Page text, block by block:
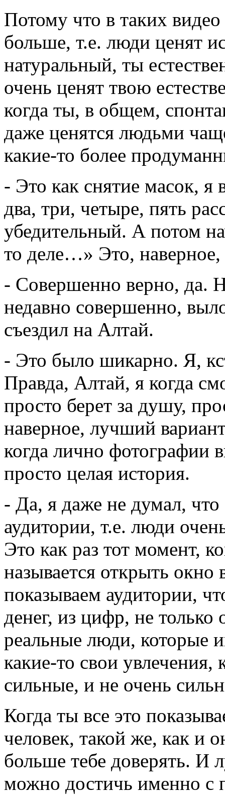
Потому что в таких
больше, т.е. люди ценят
натуральный, ты
очень ценят твою
когда ты, в общем,
даже ценятся людьми
какие-то более
- Это как снятие масок, я
два, три, четыре, пять
убедительный. А потом
то деле…» Это, наверное,
- Совершенно верно, да.
недавно совершенно,
съездил на Алтай.
- Это было шикарно. Я,
Правда, Алтай, я когда
просто берет за душу,
наверное, лучший
когда лично фотографии
просто целая история.
- Да, я даже не думал, что
аудитории, т.е. люди
Это как раз тот момент,
называется открыть
показываем аудитории,
денег, из цифр, не
реальные люди, которые
какие-то свои увлечения,
сильные, и не очень
Когда ты все это
человек, такой же, как и
больше тебе доверять. И
можно достичь именно